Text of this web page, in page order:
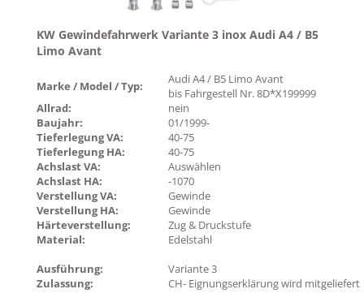
KW Gewindefahrwerk Variante 3 inox Audi A4 / B5
Limo Avant
Marke / Model / Typ:
Audi A4 / B5 Limo Avant
bis Fahrgestell Nr. 8D*X199999
Allrad:
nein
Baujahr:
01/1999-
Tieferlegung VA:
40-75
Tieferlegung HA:
40-75
Achslast VA:
Auswählen
Achslast HA:
-1070
Verstellung VA:
Gewinde
Verstellung HA:
Gewinde
Härteverstellung:
Zug & Druckstufe
Material:
Edelstahl
Ausführung:
Variante 3
Zulassung:
CH- Eignungserklärung wird mitgeliefert